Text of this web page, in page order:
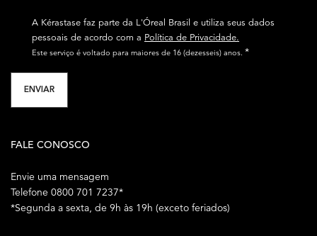
A Kérastase faz parte da L'Óreal Brasil e utiliza seus dados
pessoais de acordo com a Política de Privacidade.
Este serviço é voltado para maiores de 16 (dezesseis) anos. *
ENVIAR
FALE CONOSCO
Envie uma mensagem
Telefone 0800 701 7237*
*Segunda a sexta, de 9h às 19h (exceto feriados)